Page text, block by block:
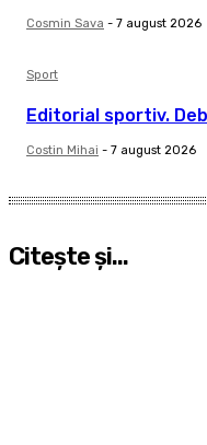
Cosmin Sava - 7 august 2026
Sport
Editorial sportiv.
Costin Mihai - 7 august 2026
Citeşte şi...